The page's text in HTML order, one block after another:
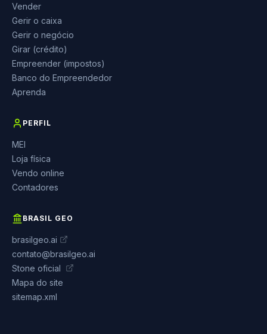
Vender
Gerir o caixa
Gerir o negócio
Girar (crédito)
Empreender (impostos)
Banco do Empreendedor
Aprenda
PERFIL
MEI
Loja física
Vendo online
Contadores
BRASIL GEO
brasilgeo.ai
contato@brasilgeo.ai
Stone oficial
Mapa do site
sitemap.xml